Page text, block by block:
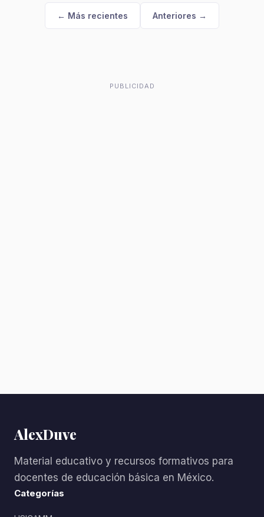
← Más recientes Anteriores →
PUBLICIDAD
AlexDuve
Material educativo y recursos formativos para
docentes de educación básica en México.
Categorías